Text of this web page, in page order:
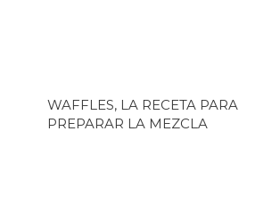
WAFFLES, LA RECETA PARA
PREPARAR LA MEZCLA